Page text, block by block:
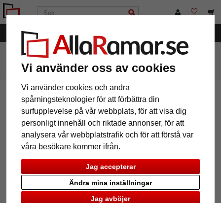
Vi använder oss av cookies
Vi använder cookies och andra
spårningsteknologier för att förbättra din
surfupplevelse på vår webbplats, för att visa dig
personligt innehåll och riktade annonser, för att
analysera vår webbplatstrafik och för att förstå var
våra besökare kommer ifrån.
Jag accepterar
Jag avböjer
Ändra mina inställningar
AllaRamar.se Märken Flux-Objects
Nyhetsbrev
Om du vill ta del av vårt nyhetsbrev, vänligen skriv in din
email nedan. Du kan avbryta abonnemanget när som helst.
Service
Kontakt